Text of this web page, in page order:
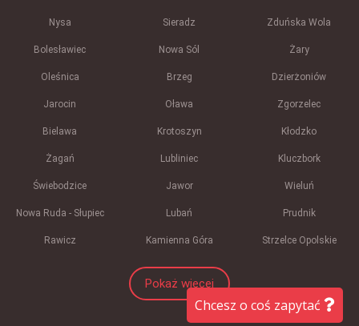
Nysa Sieradz Zduńska Wola
Bolesławiec Nowa Sól Żary
Oleśnica Brzeg Dzierżoniów
Jarocin Oława Zgorzelec
Bielawa Krotoszyn Kłodzko
Żagań Lubliniec Kluczbork
Świebodzice Jawor Wieluń
Nowa Ruda - Słupiec Lubań Prudnik
Rawicz Kamienna Góra Strzelce Opolskie
Pokaż więcej
Chcesz o coś zapytać